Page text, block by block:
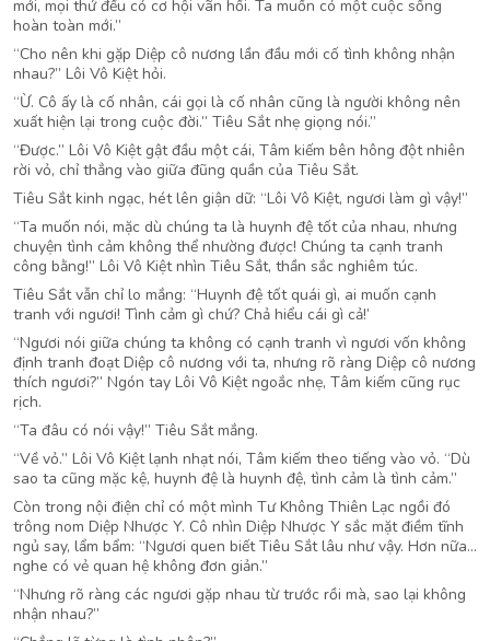
mới, mọi thứ đều có cơ hội vãn hồi. Ta muốn có một cuộc sống
hoàn toàn mới.”
“Cho nên khi gặp Diệp cô nương lần đầu mới cố tình không nhận
nhau?” Lôi Vô Kiệt hỏi.
“Ừ. Cô ấy là cố nhân, cái gọi là cố nhân cũng là người không nên
xuất hiện lại trong cuộc đời.” Tiêu Sắt nhẹ giọng nói.”
“Được.” Lôi Vô Kiệt gật đầu một cái, Tâm kiếm bên hông đột nhiên
rời vỏ, chỉ thẳng vào giữa đũng quần của Tiêu Sắt.
Tiêu Sắt kinh ngạc, hét lên giận dữ: “Lôi Vô Kiệt, ngươi làm gì vậy!”
“Ta muốn nói, mặc dù chúng ta là huynh đệ tốt của nhau, nhưng
chuyện tình cảm không thể nhường được! Chúng ta cạnh tranh
công bằng!” Lôi Vô Kiệt nhìn Tiêu Sắt, thần sắc nghiêm túc.
Tiêu Sắt vẫn chỉ lo mắng: “Huynh đệ tốt quái gì, ai muốn cạnh
tranh với ngươi! Tình cảm gì chứ? Chả hiểu cái gì cả!’
“Ngươi nói giữa chúng ta không có cạnh tranh vì ngươi vốn không
định tranh đoạt Diệp cô nương với ta, nhưng rõ ràng Diệp cô nương
thích ngươi?” Ngón tay Lôi Vô Kiệt ngoắc nhẹ, Tâm kiếm cũng rục
rịch.
“Ta đâu có nói vậy!” Tiêu Sắt mắng.
“Về vỏ.” Lôi Vô Kiệt lạnh nhạt nói, Tâm kiếm theo tiếng vào vỏ. “Dù
sao ta cũng mặc kệ, huynh đệ là huynh đệ, tình cảm là tình cảm.”
Còn trong nội điện chỉ có một mình Tư Không Thiên Lạc ngồi đó
trông nom Diệp Nhược Y. Cô nhìn Diệp Nhược Y sắc mặt điềm tĩnh
ngủ say, lẩm bẩm: “Ngươi quen biết Tiêu Sắt lâu như vậy. Hơn nữa…
nghe có vẻ quan hệ không đơn giản.”
“Nhưng rõ ràng các ngươi gặp nhau từ trước rồi mà, sao lại không
nhận nhau?”